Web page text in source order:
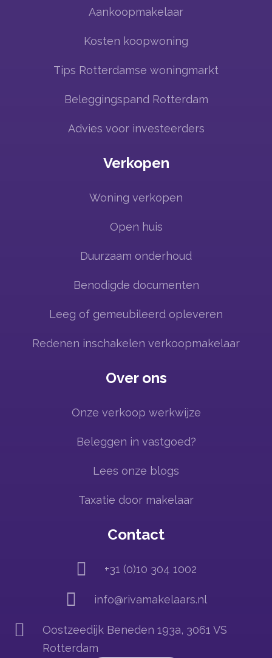
Aankoopmakelaar
Kosten koopwoning
Tips Rotterdamse woningmarkt
Beleggingspand Rotterdam
Advies voor investeerders
Verkopen
Woning verkopen
Open huis
Duurzaam onderhoud
Benodigde documenten
Leeg of gemeubileerd opleveren
Redenen inschakelen verkoopmakelaar
Over ons
Onze verkoop werkwijze
Beleggen in vastgoed?
Lees onze blogs
Taxatie door makelaar
Contact
 +31 (0)10 304 1002
 info@rivamakelaars.nl

Oostzeedijk Beneden 193a, 3061 VS
Rotterdam